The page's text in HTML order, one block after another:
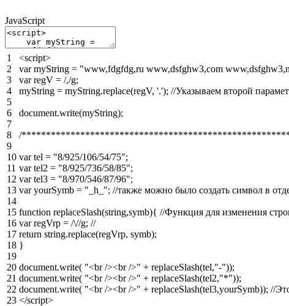
JavaScript
1
2
3
4
5
6
7
8
9
10
11
12
13
14
15
16
17
18
19
20
21
22
23
<script>
var myString = "www,fdgfdg,ru www,dsfghw3,com
var regV = /,/g;
myString = myString.replace(regV, '.'); //Указываем второй
document.write(myString);
/
var tel = "8/925/106/54/75";
var tel2 = "8/925/736/58/85";
var tel3 = "8/970/546/87/96";
var yourSymb = "_h_"; //также можно было создать символ в
function replaceSlash(string,symb){ //Функция для изменения
var regVrp = /\//g; //
return string.replace(regVrp, symb);
}
document.write( "<br /><br />" + replaceSlash(tel,"-"));
document.write( "<br /><br />" + replaceSlash(tel2,"*"));
document.write( "<br /><br />" + replaceSlash(tel3,yourSymb)); //
</script>